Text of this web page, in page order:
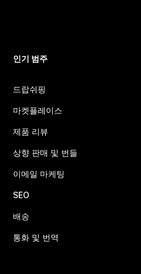
인기 범주
드랍쉬핑
마켓플레이스
제품 리뷰
상향 판매 및 번들
이메일 마케팅
SEO
배송
통화 및 번역